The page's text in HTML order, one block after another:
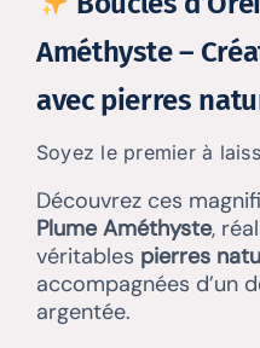
Améthyste –
avec pierres
Soyez le premier à
Découvrez ces
Plume Améthyste,
véritables pierres
accompagnées d’un
argentée.